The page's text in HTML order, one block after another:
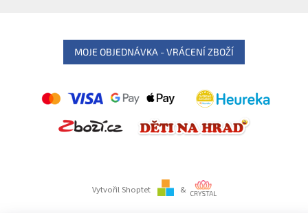
MOJE OBJEDNÁVKA - VRÁCENÍ ZBOŽÍ
Vytvořil Shoptet &